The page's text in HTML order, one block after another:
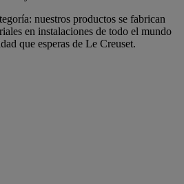
nuestros productos se fabrican
en instalaciones de todo el mundo
que esperas de Le Creuset.